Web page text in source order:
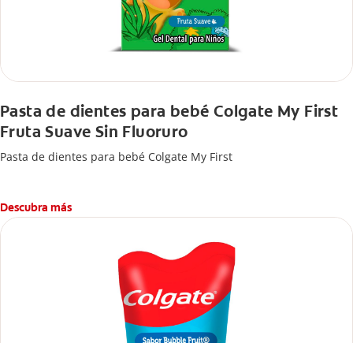
Pasta de dientes para bebé Colgate My First
Fruta Suave Sin Fluoruro
Pasta de dientes para bebé Colgate My First
Descubra más